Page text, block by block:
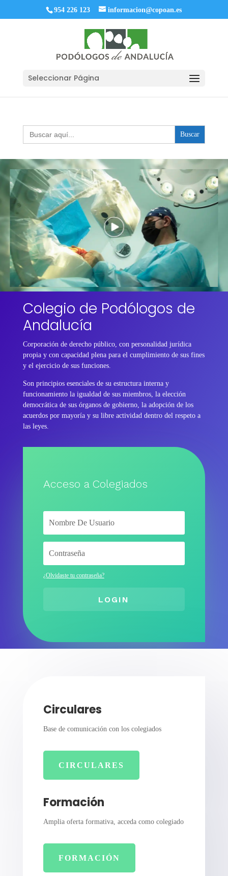
954 226 123 informacion@copoan.es
Seleccionar Página
Buscar:
Colegio de Podólogos de
Andalucía
Corporación de derecho público, con personalidad jurídica
propia y con capacidad plena para el cumplimiento de sus fines
y el ejercicio de sus funciones.
Son principios esenciales de su estructura interna y
funcionamiento la igualdad de sus miembros, la elección
democrática de sus órganos de gobierno, la adopción de los
acuerdos por mayoría y su libre actividad dentro del respeto a
las leyes.
Acceso a Colegiados
¿Olvidaste tu contraseña?
LOGIN
Circulares
Base de comunicación con los colegiados
CIRCULARES
Formación
Amplia oferta formativa, acceda como colegiado
FORMACIÓN